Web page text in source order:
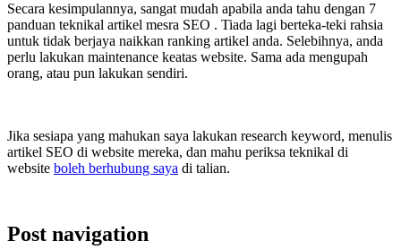
Secara kesimpulannya, sangat mudah apabila anda tahu dengan 7
panduan teknikal artikel mesra SEO . Tiada lagi berteka-teki rahsia
untuk tidak berjaya naikkan ranking artikel anda. Selebihnya, anda
perlu lakukan maintenance keatas website. Sama ada mengupah
orang, atau pun lakukan sendiri.
Jika sesiapa yang mahukan saya lakukan research keyword, menulis
artikel SEO di website mereka, dan mahu periksa teknikal di
website boleh berhubung saya di talian.
Post navigation